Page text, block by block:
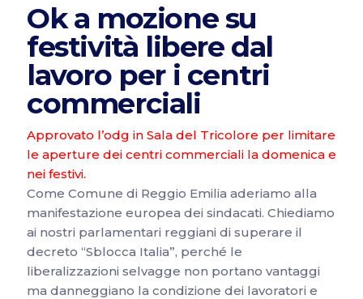
Ok a mozione su
festività libere dal
lavoro per i centri
commerciali
Approvato l’odg in Sala del Tricolore per limitare
le aperture dei centri commerciali la domenica e
nei festivi.
Come Comune di Reggio Emilia‬ aderiamo alla
manifestazione europea dei sindacati. Chiediamo
ai nostri parlamentari reggiani di superare il
decreto “Sblocca Italia”, perché le
liberalizzazioni selvagge non portano vantaggi
ma danneggiano la condizione dei lavoratori e